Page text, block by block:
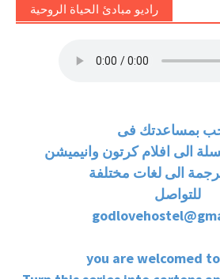
راديو مبادئ الحياة الروحية
بمساعدتك فى
الى افلام كرتون وانيميشن
الى لغات مختلفة
للتواصل
you are welcomed